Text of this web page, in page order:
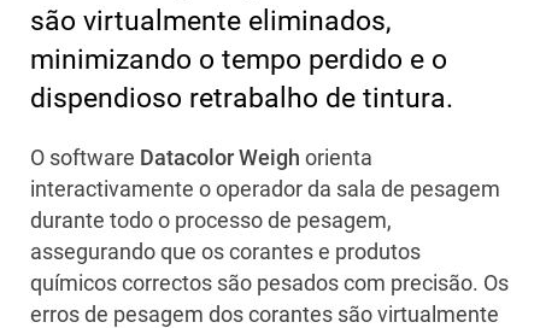
são virtualmente eliminados,
minimizando o tempo perdido e o
dispendioso retrabalho de tintura.
O software Datacolor Weigh orienta
interactivamente o operador da sala de pesagem
durante todo o processo de pesagem,
assegurando que os corantes e produtos
químicos correctos são pesados com precisão. Os
erros de pesagem dos corantes são virtualmente